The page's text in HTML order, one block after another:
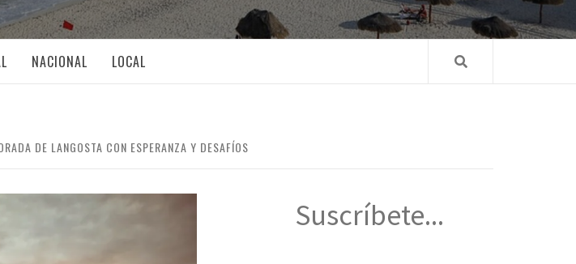
NACIONAL LOCAL
DE LANGOSTA CON ESPERANZA Y DESAFÍOS
Suscríbete...